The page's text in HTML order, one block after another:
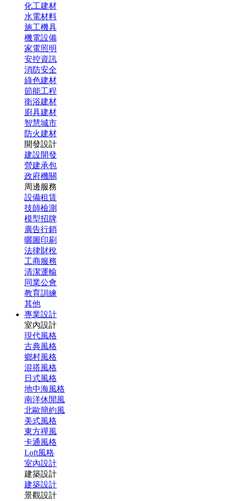
化工建材
水電材料
施工機具
機電設備
家電照明
安控資訊
消防安全
綠色建材
節能工程
衛浴建材
廚具建材
智慧城市
防火建材
開發設計
建設開發
營建承包
政府機關
周邊服務
設備租賃
技師檢測
模型招牌
廣告行銷
曬圖印刷
法律財稅
工商服務
清潔運輸
同業公會
教育訓練
其他
專業設計
室內設計
現代風格
古典風格
鄉村風格
混搭風格
日式風格
地中海風格
南洋休閒風
北歐簡約風
美式風格
東方禪風
卡通風格
Loft風格
室內設計
建築設計
建築設計
景觀設計